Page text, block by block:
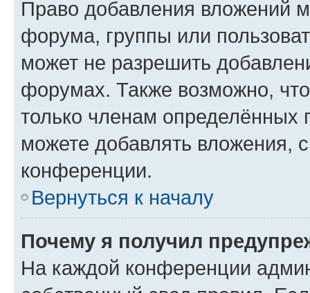
Право добавления вложений
форума, группы или
может не разрешить
форумах. Также возможно,
только членам определённых
можете добавлять вложения,
конференции.
Вернуться к началу
Почему я получил
На каждой конференции